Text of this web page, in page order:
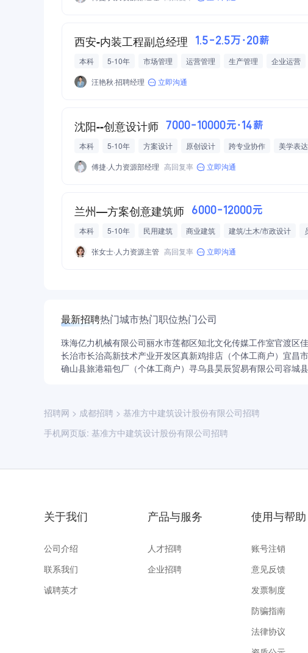
西安-内装工程副总经理 1.5-2.5万·20薪
本科 5-10年 市场管理 运营管理 生产管理 企业运营
渠道资源
工程施工
工程技术与设计服务
汪艳秋·招聘经理 立即沟通
沈阳--创意设计师 7000-10000元·14薪
本科 5-10年 方案设计 原创设计 跨专业协作
美学表达
傅捷·人力资源部经理 高回复率 立即沟通
兰州—方案创意建筑师 6000-12000元
本科 5-10年 民用建筑 商业建筑 建筑/土木/市政设计
结婚礼金
张女士·人力资源主管 高回复率 立即沟通
最新招聘热门城市热门职位热门公司
珠海亿力机械有限公司丽水市莲都区知北文化传媒工作室官渡区
长治市长治高新技术产业开发区真新鸡排店（个体工商户） 宜昌
确山县旅港箱包厂（个体工商户） 寻乌县昊辰贸易有限公司容城
招聘网 > 成都招聘 > 基准方中建筑设计股份有限公司招聘
手机网页版: 基准方中建筑设计股份有限公司招聘
关于我们
公司介绍
联系我们
诚聘英才
产品与服务
人才招聘
企业招聘
使用与帮助
账号注销
意见反馈
发票制度
防骗指南
法律协议